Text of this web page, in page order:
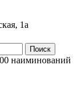
1а
Поиск
наиминований